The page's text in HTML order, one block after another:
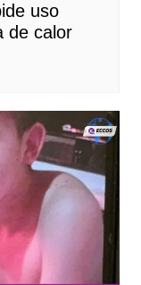
uso
de calor